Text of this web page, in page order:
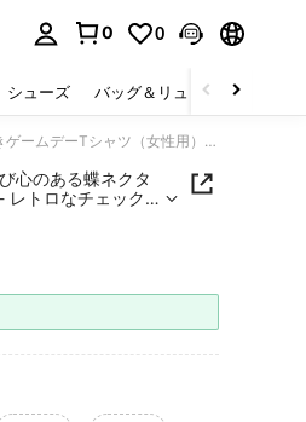
0 0
シューズ バッグ＆リュック
レトロなラグビーママ風オレンジの遊び心のある蝶ネクタイ付きゲームデーTシャツ（女性用） - レトロなチェック柄のフットボールヘルメットと蝶ネクタイのパターン、一年中快適なラウンドネックの半袖、カジュアルでスポーティーなスタイル、テールゲートパーティーや普段着に最適。
心のある蝶ネクタ
レトロなチェック
イのパターン、一
ュアルでスポーテ
ーや普段着に最